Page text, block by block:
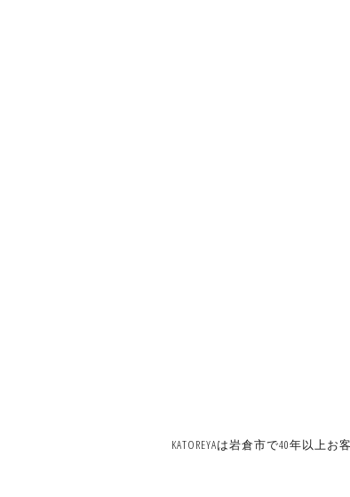
KATOREYAは岩倉市で40年以